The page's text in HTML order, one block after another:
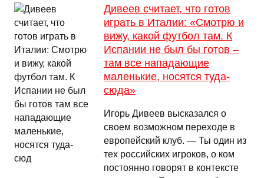
Дивеев считает, что готов
играть в Италии: «Смотрю и
вижу, какой футбол там. К
Испании не был бы готов –
там все нападающие
маленькие, носятся туда-
сюда»
Игорь Дивеев высказался о
своем возможном переходе в
европейский клуб. ― Ты один из
тех российских игроков, о ком
постоянно говорят в контексте